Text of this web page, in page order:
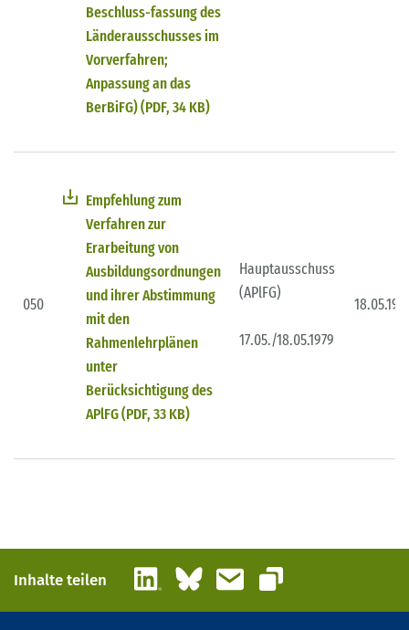
Beschluss-fassung des
Länderausschusses im
Vorverfahren;
Anpassung an das
BerBiFG) (PDF, 34 KB)
050
Empfehlung zum
Verfahren zur
Erarbeitung von
Ausbildungsordnungen
und ihrer Abstimmung
mit den
Rahmenlehrplänen
unter
Berücksichtigung des
APlFG (PDF, 33 KB)
Hauptausschuss
(APlFG)
17.05./18.05.1979
Inhalte teilen LinkedInBlueskyE-Mail
Link kopieren